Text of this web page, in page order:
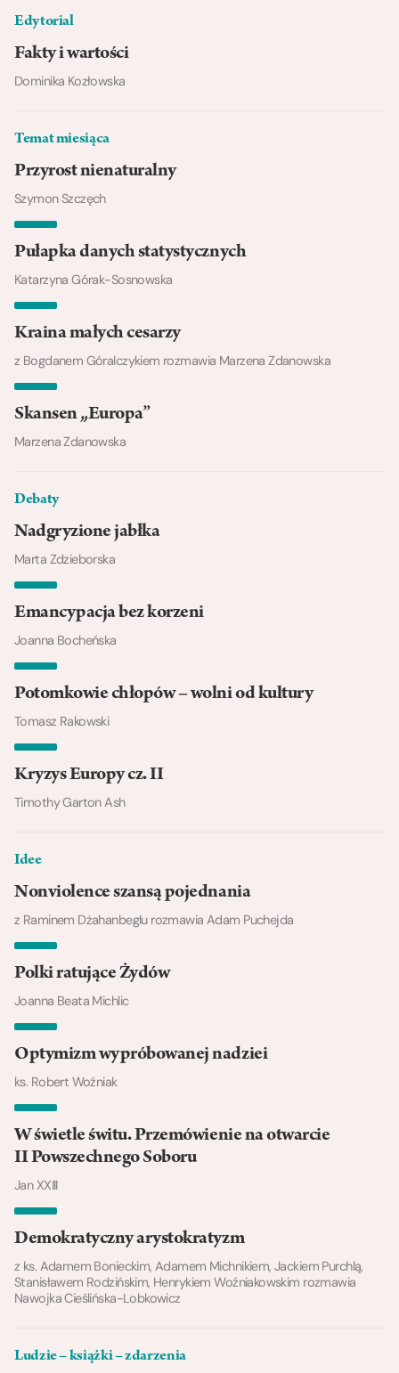
Edytorial
Fakty i wartości
Dominika Kozłowska
Temat miesiąca
Przyrost nienaturalny
Szymon Szczęch
Pułapka danych statystycznych
Katarzyna Górak-Sosnowska
Kraina małych cesarzy
z Bogdanem Góralczykiem rozmawia Marzena Zdanowska
Skansen „Europa”
Marzena Zdanowska
Debaty
Nadgryzione jabłka
Marta Zdzieborska
Emancypacja bez korzeni
Joanna Bocheńska
Potomkowie chłopów – wolni od kultury
Tomasz Rakowski
Kryzys Europy cz. II
Timothy Garton Ash
Idee
Nonviolence szansą pojednania
z Raminem Dżahanbeglu rozmawia Adam Puchejda
Polki ratujące Żydów
Joanna Beata Michlic
Optymizm wypróbowanej nadziei
ks. Robert Woźniak
W świetle świtu. Przemówienie na otwarcie
II Powszechnego Soboru
Jan XXIII
Demokratyczny arystokratyzm
z ks. Adamem Bonieckim, Adamem Michnikiem, Jackiem Purchlą,
Stanisławem Rodzińskim, Henrykiem Woźniakowskim rozmawia
Nawojka Cieślińska-Lobkowicz
Ludzie – książki – zdarzenia